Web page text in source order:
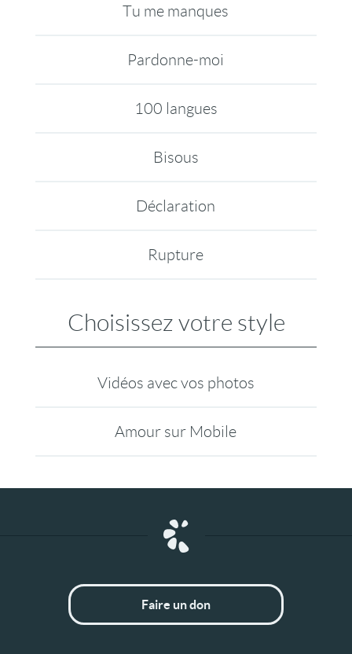
Tu me manques
Pardonne-moi
100 langues
Bisous
Déclaration
Rupture
Choisissez votre style
Vidéos avec vos photos
Amour sur Mobile
Faire un don